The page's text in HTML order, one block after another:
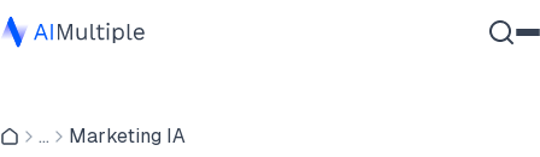
cybersécurité
... Marketing IA